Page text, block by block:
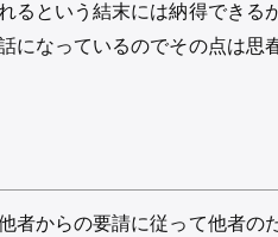
るという結末には納得できる
になっているのでその点は思
者からの要請に従って他者の